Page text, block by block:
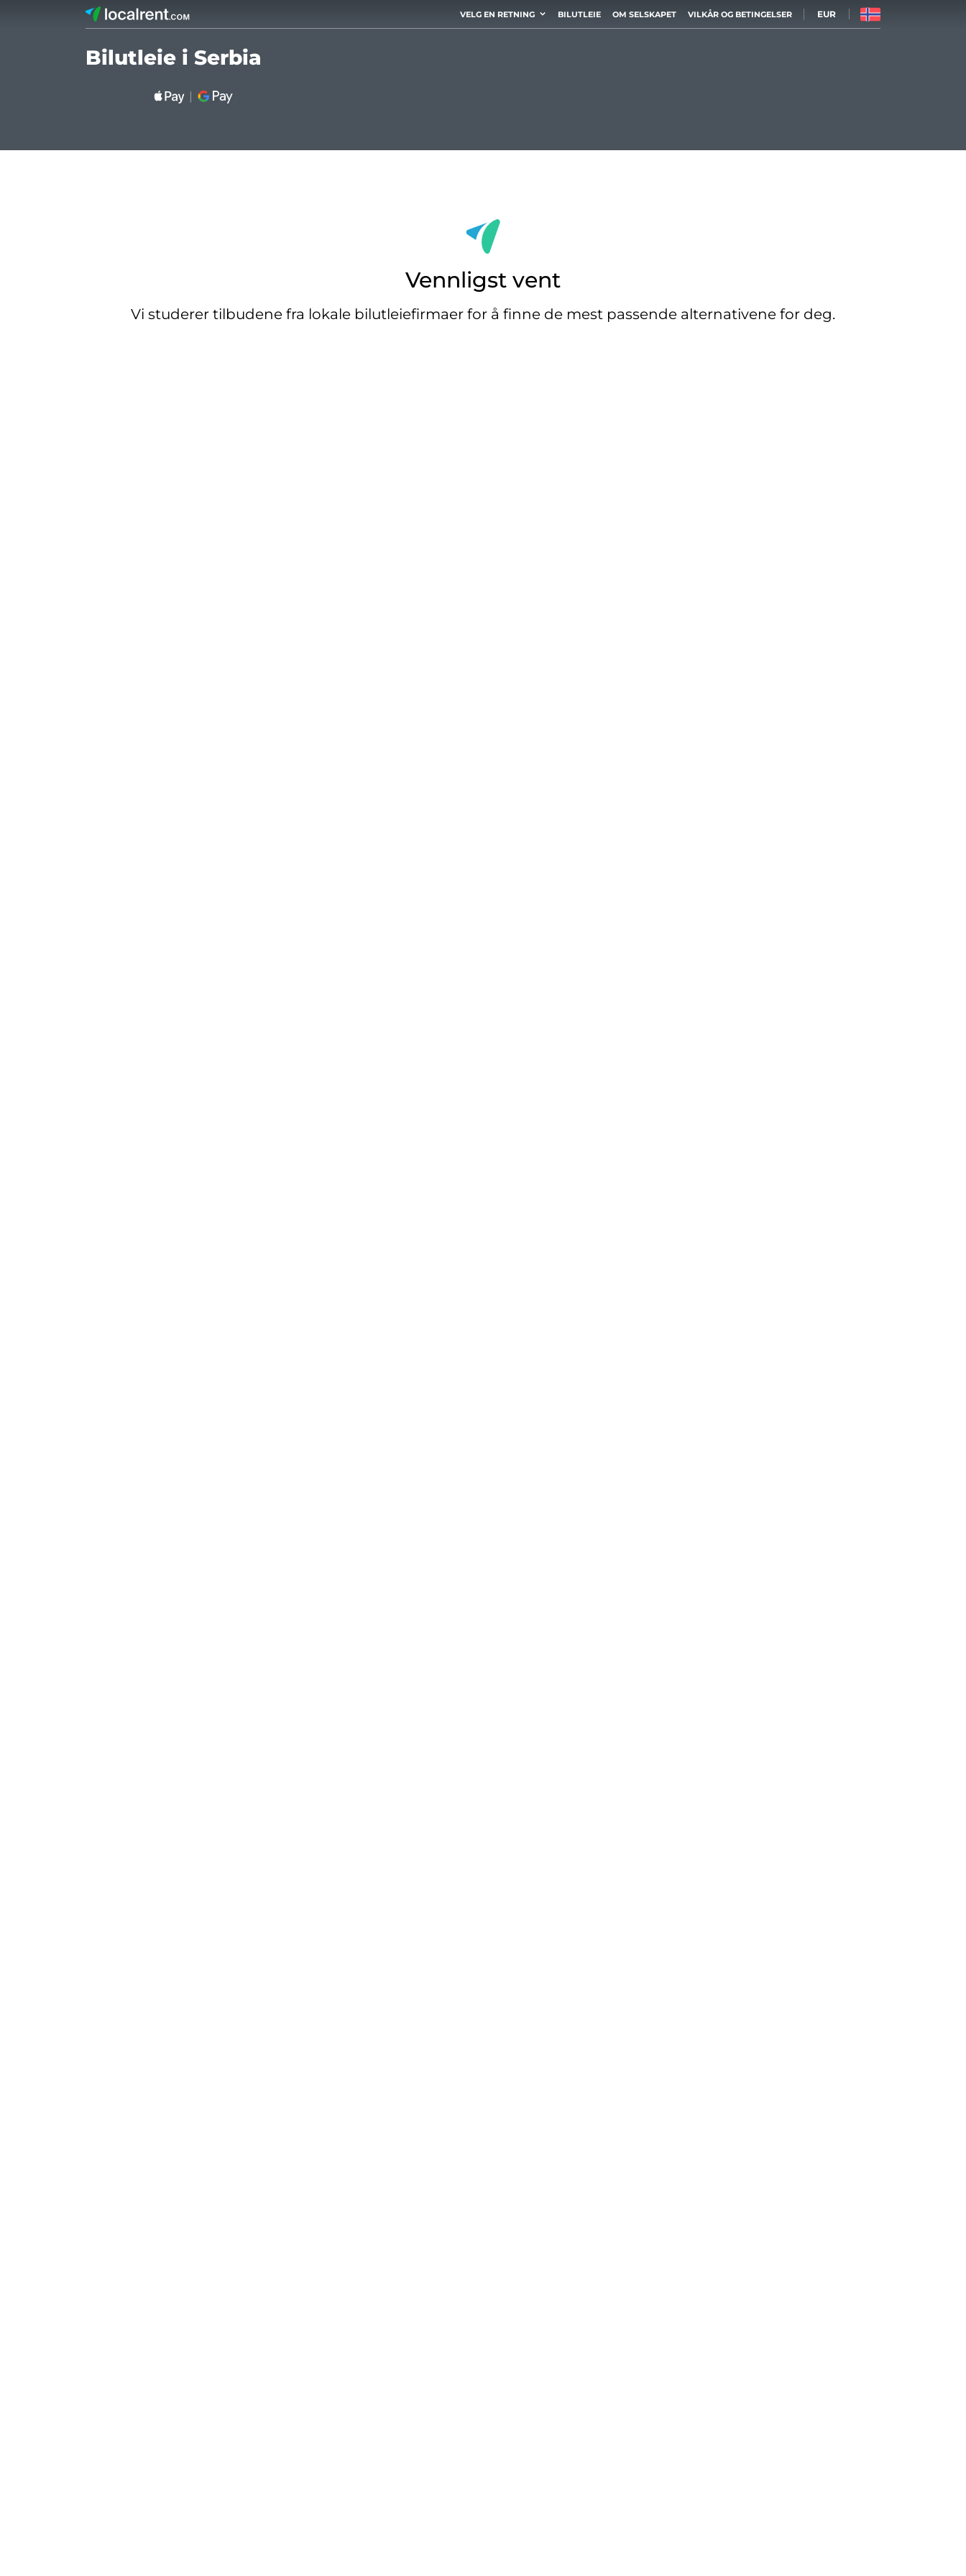
VELG EN RETNING BILUTLEIE OM SELSKAPET VILKÅR OG BETINGELSER EUR
Bilutleie i Serbia
Vennligst vent
Vi studerer tilbudene fra lokale bilutleiefirmaer for å finne de mest passende alternativene for deg.